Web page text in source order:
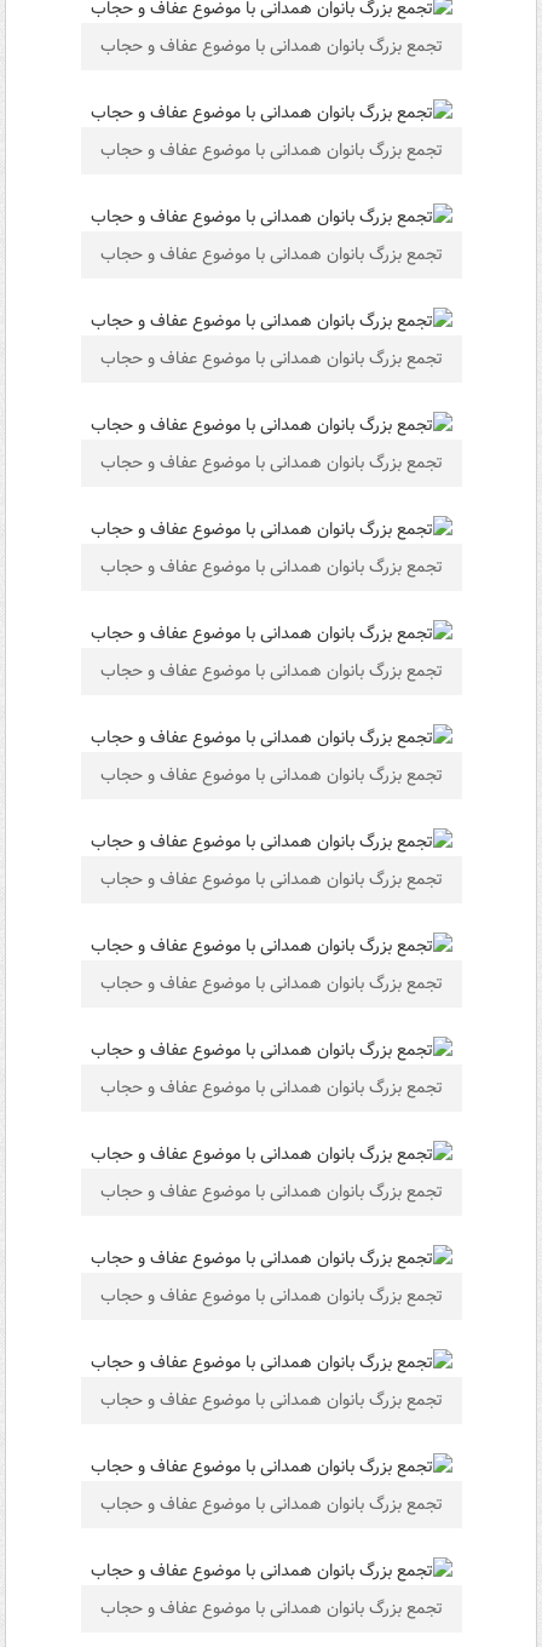
تجمع بزرگ بانوان همدانی با موضوع عفاف و حجاب
تجمع بزرگ بانوان همدانی با موضوع عفاف و حجاب
تجمع بزرگ بانوان همدانی با موضوع عفاف و حجاب
تجمع بزرگ بانوان همدانی با موضوع عفاف و حجاب
تجمع بزرگ بانوان همدانی با موضوع عفاف و حجاب
تجمع بزرگ بانوان همدانی با موضوع عفاف و حجاب
تجمع بزرگ بانوان همدانی با موضوع عفاف و حجاب
تجمع بزرگ بانوان همدانی با موضوع عفاف و حجاب
تجمع بزرگ بانوان همدانی با موضوع عفاف و حجاب
تجمع بزرگ بانوان همدانی با موضوع عفاف و حجاب
تجمع بزرگ بانوان همدانی با موضوع عفاف و حجاب
تجمع بزرگ بانوان همدانی با موضوع عفاف و حجاب
تجمع بزرگ بانوان همدانی با موضوع عفاف و حجاب
تجمع بزرگ بانوان همدانی با موضوع عفاف و حجاب
تجمع بزرگ بانوان همدانی با موضوع عفاف و حجاب
تجمع بزرگ بانوان همدانی با موضوع عفاف و حجاب